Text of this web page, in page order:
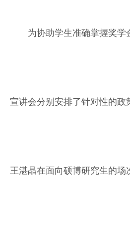
为协助学生准确掌握奖学
宣讲会分别安排了针对性的政
王湛晶在面向硕博研究生的场